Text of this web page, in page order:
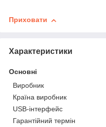
Приховати
Характеристики
Основні
Виробник
Країна виробник
USB-інтерфейс
Гарантійний термін